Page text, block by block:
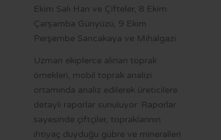
Ekim Salı Han ve Çifteler, 8 Ekim
Çarşamba Günyüzü, 9 Ekim
Perşembe Sarıcakaya ve Mihalgazi.
Uzman ekiplerce alınan toprak
örnekleri, mobil toprak analizi
ortamında analiz edilerek üreticilere
detaylı raporlar sunuluyor. Raporlar
sayesinde çiftçiler, topraklarının
ihtiyaç duyduğu gübre ve mineralleri